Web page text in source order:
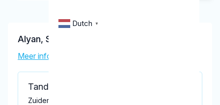
Dutch ▼
Alyan, S.
Meer informatie tandarts
Tandarts Oldebroek
Zuiderzeestraatweg 177, Oldebroek 8096 BH